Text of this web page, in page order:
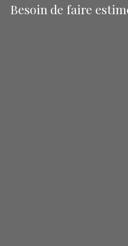
Besoin de faire